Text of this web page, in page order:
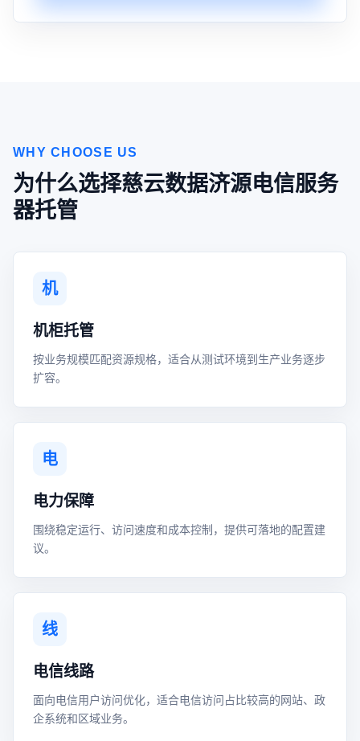
WHY CHOOSE US
为什么选择慈云数据济源电信服务
器托管
机
机柜托管
按业务规模匹配资源规格，适合从测试环境到生产业务逐步
扩容。
电
电力保障
围绕稳定运行、访问速度和成本控制，提供可落地的配置建
议。
线
电信线路
面向电信用户访问优化，适合电信访问占比较高的网站、政
企系统和区域业务。